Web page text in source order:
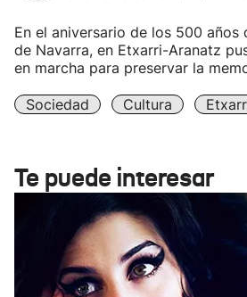
En el aniversario de los 500 años
de Navarra, en Etxarri-Aranatz
en marcha para preservar la
Sociedad Cultura
Te puede interesar